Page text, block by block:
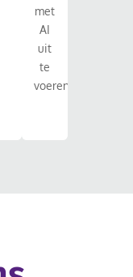
met
AI
uit
te
voeren.